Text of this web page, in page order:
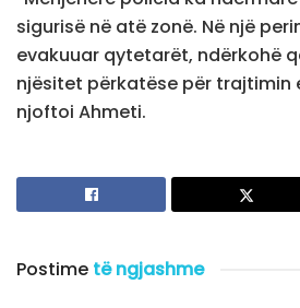
sigurisë në atë zonë. Në një
evakuuar qytetarët, ndërkohë
njësitet përkatëse për trajtimin
njoftoi Ahmeti.
Postime të ngjashme